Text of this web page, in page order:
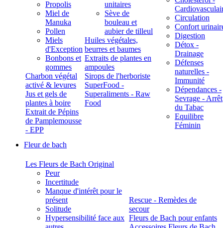
Propolis
Miel de
Manuka
Pollen
Miels
d'Exception
Bonbons et
gommes
Charbon végétal
activé & levures
Jus et gels de
plantes à boire
Extrait de Pépins
de Pamplemousse
- EPP
unitaires
Sève de
bouleau et
aubier de tilleul
Huiles végétales,
beurres et baumes
Extraits de plantes en
ampoules
Sirops de l'herboriste
SuperFood -
Superaliments - Raw
Food
Circulation
Confort
Digestion
Détox -
Drainage
Défenses
naturelles -
Immunité
Dépendances -
Sevrage - Arrêt
du Tabac
Equilibre
Féminin
Fleur de bach
Les Fleurs de Bach Original
Peur
Incertitude
Manque d'intérêt pour le
présent
Solitude
Hypersensibilité face aux
Rescue - Remèdes de
secour
Fleurs de Bach pour enfants